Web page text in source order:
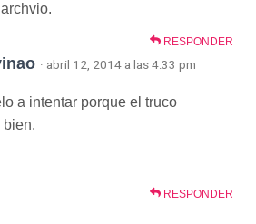
RESPONDER
· abril 12, 2014 a las 4:33 pm
a intentar porque el truco
bien.
RESPONDER